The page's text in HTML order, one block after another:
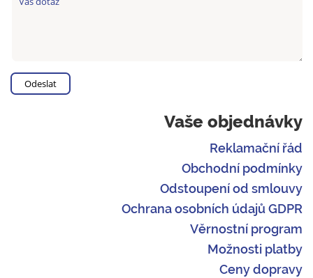
Vaše objednávky
Reklamační řád
Obchodní podmínky
Odstoupení od smlouvy
Ochrana osobních údajů GDPR
Věrnostní program
Možnosti platby
Ceny dopravy